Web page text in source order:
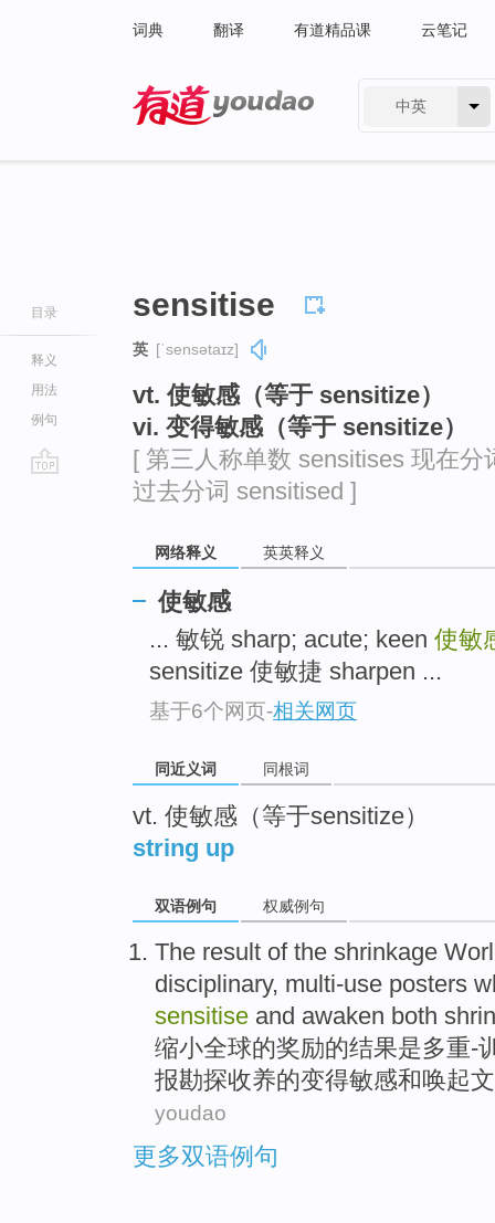
词典 翻译 有道精品课 云笔记
中英
目录
释义
用法
例句
sensitise
英 [ˈsensətaɪz]
vt. 使敏感（等于 sensitize）
vi. 变得敏感（等于 sensitize）
[ 第三人称单数 sensitises 现在
过去分词 sensitised ]
网络释义 英英释义
使敏感
... 敏锐 sharp; acute; keen 使敏
sensitize 使敏捷 sharpen ...
基于6个网页-相关网页
同近义词 同根词
vt. 使敏感（等于sensitize）
string up
双语例句 权威例句
The result of the shrinkage
disciplinary, multi-use posters
sensitise and awaken both
缩小全球的奖励的结果是多重-
报勘探收养的变得敏感和唤起
youdao
更多双语例句